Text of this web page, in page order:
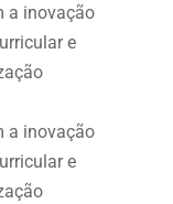
a inovação
e
a inovação
e